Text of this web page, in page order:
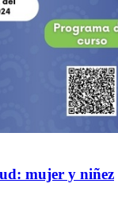
mujer y niñez